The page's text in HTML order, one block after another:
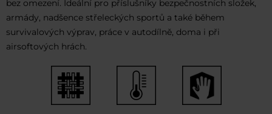
bez omezení. Ideální pro příslušníky bezpečnostních složek,
armády, nadšence střeleckých sportů a také během
survivalových výprav, práce v autodílně, doma i při
airsoftových hrách.